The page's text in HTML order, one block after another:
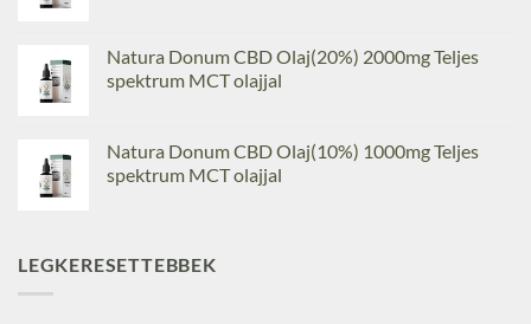
Natura Donum CBD Olaj(20%) 2000mg Teljes
spektrum MCT olajjal
Natura Donum CBD Olaj(10%) 1000mg Teljes
spektrum MCT olajjal
LEGKERESETTEBBEK